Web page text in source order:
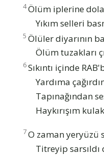
4Ölüm iplerine
Yıkım selleri
5 Ölüler diyarının
Ölüm tuzakları
6Sıkıntı içinde
Yardıma
Tapınağından
Haykırışım
7O zaman yeryüzü
Titreyip